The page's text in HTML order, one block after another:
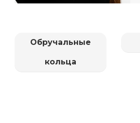
Обручальные
кольца